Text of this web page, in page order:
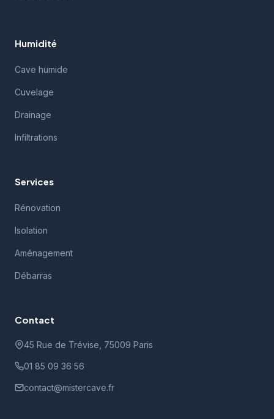
Humidité
Cave humide
Cuvelage
Drainage
Infiltrations
Services
Rénovation
Isolation
Aménagement
Débarras
Contact
45 Rue de Trévise, 75009 Paris
01 85 09 36 56
contact@mistercave.fr